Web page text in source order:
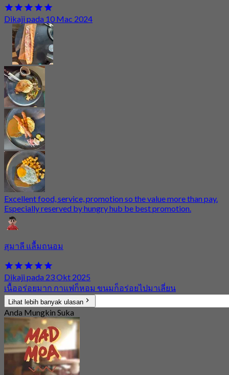
Dikaji pada 10 Mac 2024
Excellent food, service, promotion so the value more than pay.
Especially reserved by hungry hub be best promotion.
สุมาลี แลื้มถนอม
Dikaji pada 23 Okt 2025
เนื้ออร่อยมาก กาแฟก็หอม ขนมก็อร่อยไปมาเลี่ยน
Lihat lebih banyak ulasan
Anda Mungkin Suka